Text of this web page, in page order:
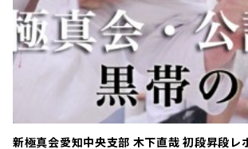
新極真会愛知中央支部 木下直哉 初段昇段